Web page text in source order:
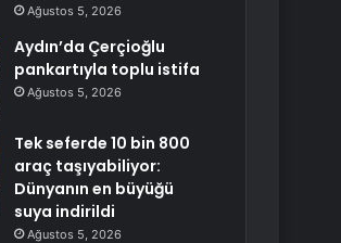
Ağustos 5, 2026
Aydın’da Çerçioğlu
pankartıyla toplu istifa
Ağustos 5, 2026
Tek seferde 10 bin 800
araç taşıyabiliyor:
Dünyanın en büyüğü
suya indirildi
Ağustos 5, 2026